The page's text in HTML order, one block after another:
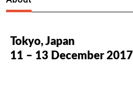
Tokyo, Japan
11 – 13 December 2017